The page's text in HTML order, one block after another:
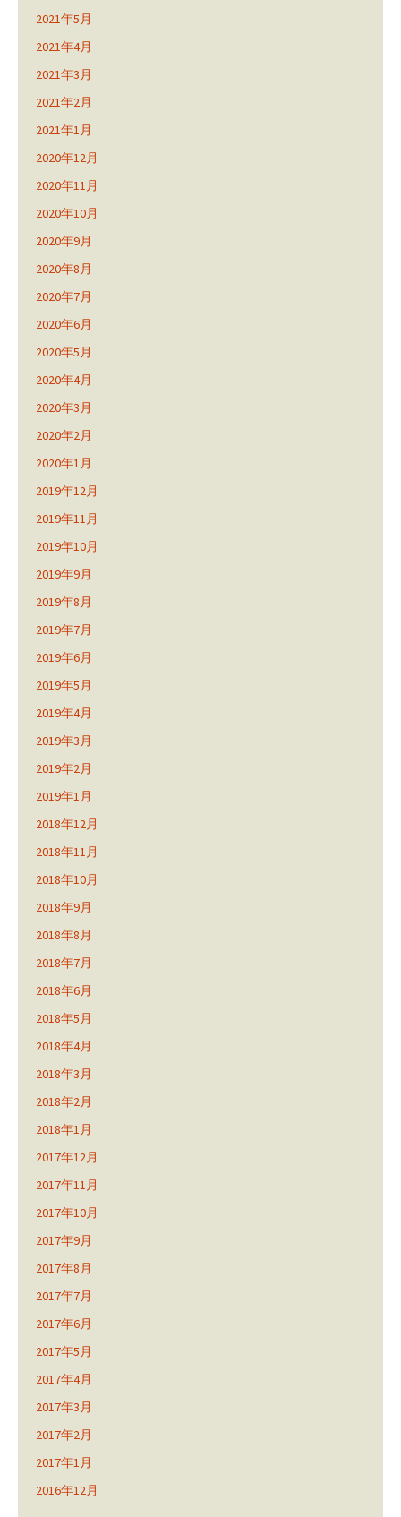
2021年5月
2021年4月
2021年3月
2021年2月
2021年1月
2020年12月
2020年11月
2020年10月
2020年9月
2020年8月
2020年7月
2020年6月
2020年5月
2020年4月
2020年3月
2020年2月
2020年1月
2019年12月
2019年11月
2019年10月
2019年9月
2019年8月
2019年7月
2019年6月
2019年5月
2019年4月
2019年3月
2019年2月
2019年1月
2018年12月
2018年11月
2018年10月
2018年9月
2018年8月
2018年7月
2018年6月
2018年5月
2018年4月
2018年3月
2018年2月
2018年1月
2017年12月
2017年11月
2017年10月
2017年9月
2017年8月
2017年7月
2017年6月
2017年5月
2017年4月
2017年3月
2017年2月
2017年1月
2016年12月